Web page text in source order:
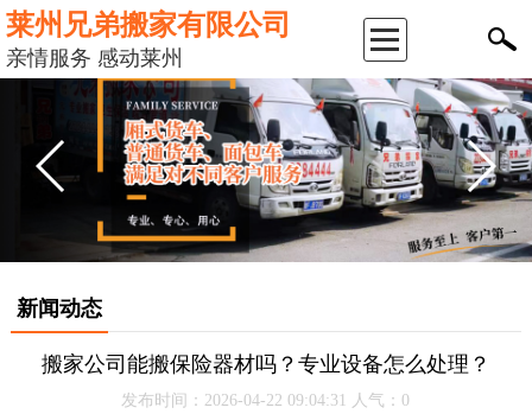
莱州兄弟搬家有限公司
亲情服务 感动莱州
返
司
新闻动态
搬家公司能搬保险器材吗？专业设备怎么处理？
发布时间：2026-04-22 09:04:31 人气：0